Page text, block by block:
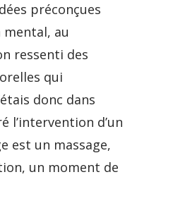
préconçues
au
ressenti des
qui
donc dans
l’intervention d’un
est un massage,
un moment de